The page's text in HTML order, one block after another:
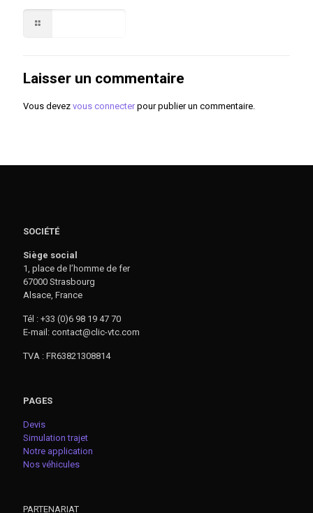
Laisser un commentaire
Vous devez vous connecterpour publier un commentaire.
SOCIÉTÉ
Siège social
1, place de l’homme de fer
67000 Strasbourg
Alsace, France
Tél : +33 (0)6 98 19 47 70
E-mail: contact@clic-vtc.com
TVA : FR63821308814
PAGES
Devis
Simulation trajet
Notre application
Nos véhicules
PARTENARIAT